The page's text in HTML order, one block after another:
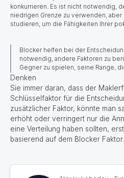
konkurrieren. Es ist nicht notwendig,
niedrigen Grenze zu verwenden,
studieren, um die Fähigkeiten Ihrer
Blocker helfen bei der
notwendig, andere Faktoren zu
Gegner zu spielen, seine Range,
Denken
Sie immer daran, dass der
Schlüsselfaktor für die
zusätzlicher Faktor, könnte man
erhöht oder verringert nur die
eine Verteilung haben sollten,
basierend auf dem Blocker Faktor.